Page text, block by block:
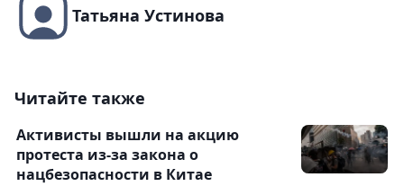
Татьяна Устинова
Читайте также
Активисты вышли на акцию
протеста из-за закона о
нацбезопасности в Китае